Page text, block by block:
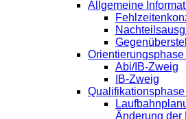
Allgemeine
Abi/IB-Zweig
IB-Zweig
Änderung der